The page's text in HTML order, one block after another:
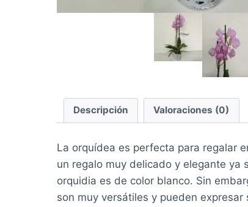
Descripción Valoraciones (0)
La orquídea es perfecta para regalar
un regalo muy delicado y elegante ya
orquidia es de color blanco. Sin
son muy versátiles y pueden